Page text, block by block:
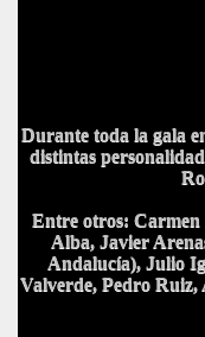
Durante toda la gala
distintas
Entre otros: Carmen
Alba, Javier
Andalucía), Julio
Valverde, Pedro Ruiz,